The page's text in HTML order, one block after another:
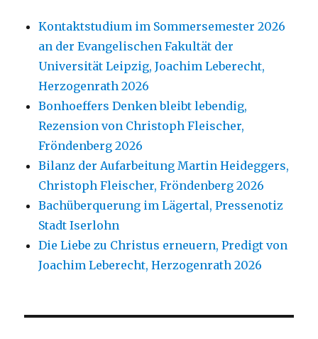
Kontaktstudium im Sommersemester 2026
an der Evangelischen Fakultät der
Universität Leipzig, Joachim Leberecht,
Herzogenrath 2026
Bonhoeffers Denken bleibt lebendig,
Rezension von Christoph Fleischer,
Fröndenberg 2026
Bilanz der Aufarbeitung Martin Heideggers,
Christoph Fleischer, Fröndenberg 2026
Bachüberquerung im Lägertal, Pressenotiz
Stadt Iserlohn
Die Liebe zu Christus erneuern, Predigt von
Joachim Leberecht, Herzogenrath 2026